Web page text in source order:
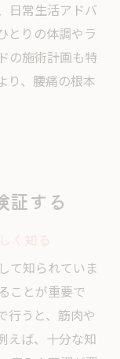
日常生活アドバ
とりの体調やラ
の施術計画も特
り、腰痛の根本
証する
て知られていま
ことが重要で
行うと、筋肉や
えば、十分な知